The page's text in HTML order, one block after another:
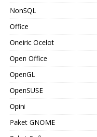
NonSQL
Office
Oneiric Ocelot
Open Office
OpenGL
OpenSUSE
Opini
Paket GNOME